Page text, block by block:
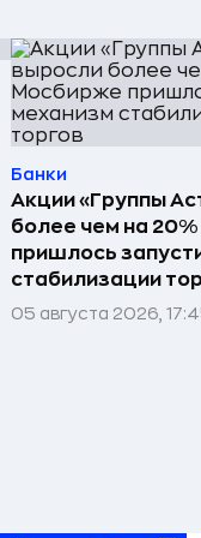
Банки
Акции «Группы
более чем на
пришлось
стабилизации
05 августа 2026,